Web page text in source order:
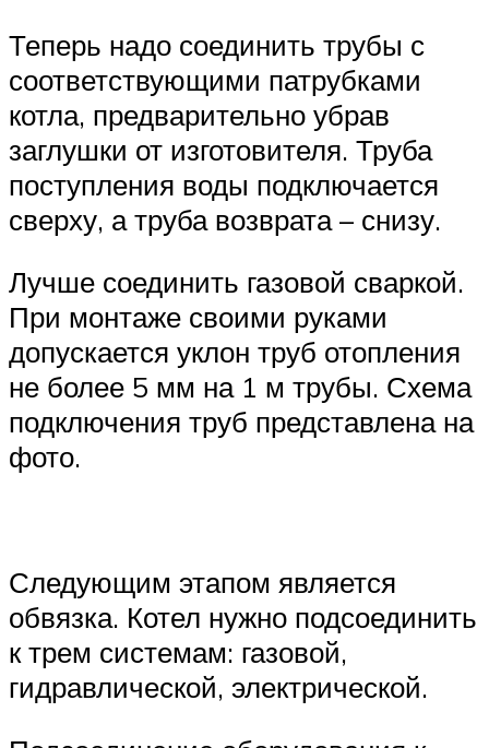
Теперь надо соединить трубы с
соответствующими патрубками
котла, предварительно убрав
заглушки от изготовителя. Труба
поступления воды подключается
сверху, а труба возврата – снизу.
Лучше соединить газовой сваркой.
При монтаже своими руками
допускается уклон труб отопления
не более 5 мм на 1 м трубы. Схема
подключения труб представлена на
фото.
Следующим этапом является
обвязка. Котел нужно подсоединить
к трем системам: газовой,
гидравлической, электрической.